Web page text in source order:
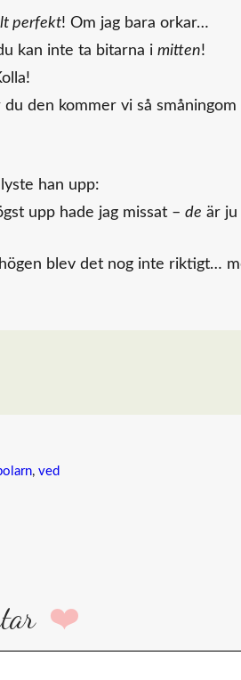
perfekt! Om jag bara orkar…
kan inte ta bitarna i mitten!
den kommer vi så
han upp:
upp hade jag missat – de är ju
blev det nog inte riktigt…
,ved